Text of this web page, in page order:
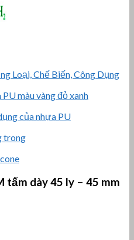
Loại, Chế Biến, Công Dụng
của nhựa PU
tấm dày 45 ly – 45 mm